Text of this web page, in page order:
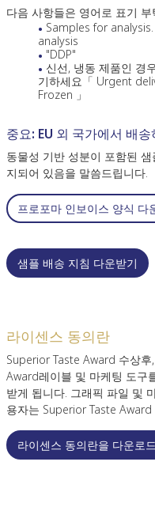
다음 사항들은 영어로 표기
Samples for
analysis
"DDP"
신선, 냉동 제품인 경
기하세요「 Urgent
Frozen 」
중요: EU 외 국가에서 배
동물성 기반 성분이 포함된
지되어 있음을 말씀드립니다.
프로포마 인보이스 양식 다
샘플 배송 지침 다운받기
라이센스 동의란
Superior Taste Award 수상
Award레이블 및 마케팅 도구
받게 됩니다. 그래픽 파일 및
용자는 Superior Taste
라이센스 동의란을 다운로